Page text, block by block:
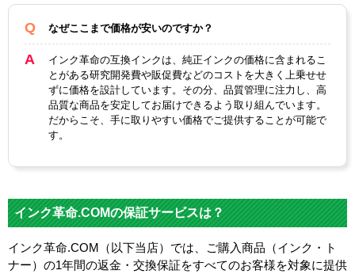
なぜここまで価格が安いのですか？
インク革命の互換インクは、純正インクの価格に含まれるこ
とがある研究開発費や販促費などのコストを大きく上乗せせ
ずに価格を設計しています。その分、品質管理に注力し、高
品質な商品を安定してお届けできるよう取り組んでいます。
だからこそ、手に取りやすい価格でご提供することが可能で
す。
インク革命.COMの保証サービスは？
インク革命.COM（以下当店）では、ご購入商品（インク・ト
ナー）の1年間の返金・交換保証をすべてのお客様を対象に提供